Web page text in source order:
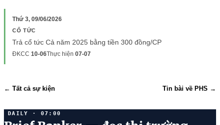
Thứ 3, 09/06/2026
CỔ TỨC
Trả cổ tức Cả năm 2025 bằng tiền 300 đồng/CP
ĐKCC 10-06Thực hiện 07-07
← Tất cả sự kiện Tin bài về PHS →
DAILY · 07:00